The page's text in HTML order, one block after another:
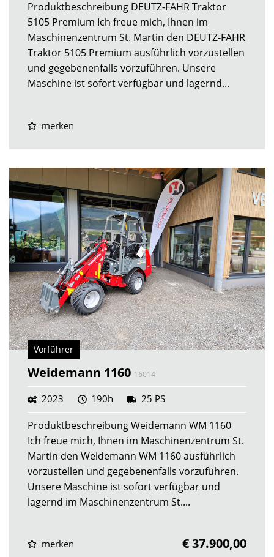
Produktbeschreibung DEUTZ-FAHR Traktor
5105 Premium Ich freue mich, Ihnen im
Maschinenzentrum St. Martin den DEUTZ-FAHR
Traktor 5105 Premium ausführlich vorzustellen
und gegebenenfalls vorzuführen. Unsere
Maschine ist sofort verfügbar und lagernd...
merken
Vorführer
Weidemann 1160 16014
2023 190h 25 PS
Produktbeschreibung Weidemann WM 1160
Ich freue mich, Ihnen im Maschinenzentrum St.
Martin den Weidemann WM 1160 ausführlich
vorzustellen und gegebenenfalls vorzuführen.
Unsere Maschine ist sofort verfügbar und
lagernd im Maschinenzentrum St....
merken € 37.900,00